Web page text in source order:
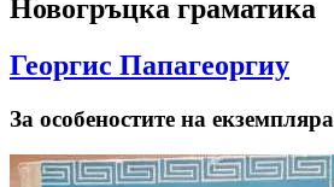
Новогръцка граматика
Георгис Папагеоргиу
За особеностите на екземпляра